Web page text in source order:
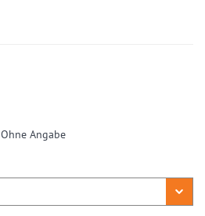
Ohne Angabe